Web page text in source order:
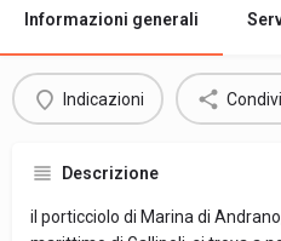
Informazioni generali
Indicazioni
Descrizione
il porticciolo di Marina di